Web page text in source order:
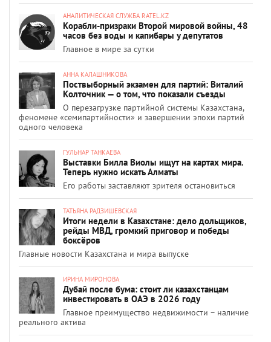
АНАЛИТИЧЕСКАЯ СЛУЖБА RATEL.KZ
Корабли-призраки Второй мировой войны, 48
часов без воды и капибары у депутатов
Главное в мире за сутки
АННА КАЛАШНИКОВА
Поствыборный экзамен для партий: Виталий
Колточник — о том, что показали съезды
О перезагрузке партийной системы Казахстана,
феномене «семипартийности» и завершении эпохи партий
одного человека
ГУЛЬНАР ТАНКАЕВА
Выставки Билла Виолы ищут на картах мира.
Теперь нужно искать Алматы
Его работы заставляют зрителя остановиться
ТАТЬЯНА РАДЗИШЕВСКАЯ
Итоги недели в Казахстане: дело дольщиков,
рейды МВД, громкий приговор и победы
боксёров
Главные новости Казахстана и мира выпуске
ИРИНА МИРОНОВА
Дубай после бума: стоит ли казахстанцам
инвестировать в ОАЭ в 2026 году
Главное преимущество недвижимости – наличие
реального актива